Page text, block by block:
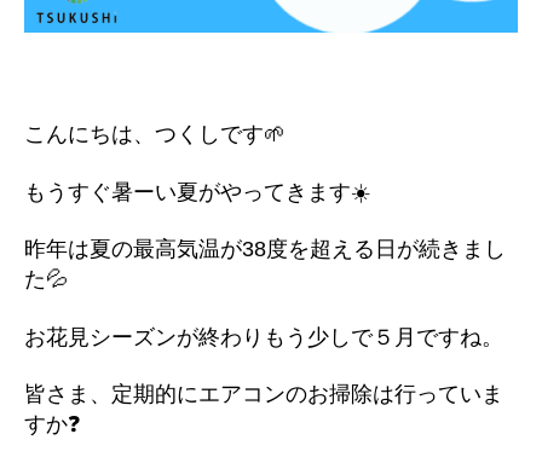
こんにちは、つくしです🌱
もうすぐ暑ーい夏がやってきます☀️
昨年は夏の最高気温が38度を超える日が続きまし
た💦
お花見シーズンが終わりもう少しで５月ですね。
皆さま、定期的にエアコンのお掃除は行っていま
すか❓